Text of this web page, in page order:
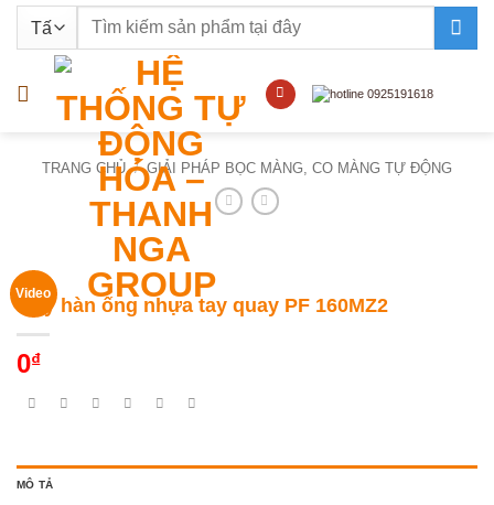
nội
Tìm
TRANG CHỦ / GIẢI PHÁP BỌC MÀNG, CO MÀNG TỰ ĐỘNG
Video
Máy hàn ống nhựa tay quay PF 160MZ2
0₫
MÔ TẢ